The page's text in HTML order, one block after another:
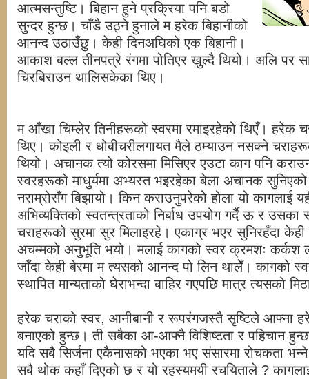
आत्मसन्तुष्टि। बिहान हुने प्रक्रिया पनि बडो
सुन्दर हुन्छ। चाँडै उठ्ने हुनाले म हरेक बिहानीको
आनन्द उठाउँछु। केही दिनअघिको एक बिहानी।
आकाश बल्ल तीनपत्रे रंगमा पोतिएर खुल्दै थियो। अलि पर
चिरबिराउन थालिसकेका थिए।
म आँखा चिम्लेर तिनीहरूको स्वरमा रमाइरहेको थिएँ। हरेक
थिए। कोइली र धोबीचरीलगायत मैले ठम्याउन नसक्ने
थियो। अचानक त्यो कोरसमा मिसिएर एउटा काग पनि
स्वरहरूको माधुर्यमा अभ्यस्त भइरहेका बेला अचानक
नराम्रोसँग बिझायो। किन कराउनुपरेको होला यो कागलाई
अभिव्यक्तिको स्वतन्त्रताको निर्बाध उपयोग गर्दै ऊ र
चराहरूको सुरमा सुर मिलाइरहे। एकाग्र भएर सुनिरहँदा केही
अचम्मको अनुभूति भयो। मलाई कागको स्वर क्रमशः कर्कश
जाँदा केही बेरमा म त्यसको आनन्द पो लिन थालेँ। कागको
स्थापित मान्यताको घेराभन्दा बाहिर गएपछि मात्र त्यसको
हरेक चराको स्वर, आनीबानी र रूपरंगजस्तै सृष्टिले आफ्ना
बनाएको हुन्छ। ती सबैका आ-आफ्नै विशिष्टता र पहिचान
यदि सबै सिर्जना एकैनासको भएका भए संसारमा रोचकता
सबै थोक कहाँ दिएको छ र यो रहस्यमयी रचयिताले ? कागलाई